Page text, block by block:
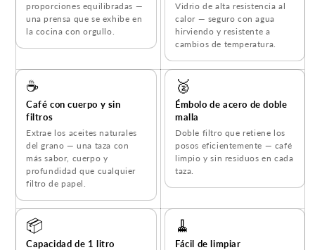
proporciones equilibradas —
una prensa que se exhibe en
la cocina con orgullo.
Vidrio de alta resistencia al
calor — seguro con agua
hirviendo y resistente a
cambios de temperatura.
☕
Café con cuerpo y sin
filtros
Extrae los aceites naturales
del grano — una taza con
más sabor, cuerpo y
profundidad que cualquier
filtro de papel.
🥈
Émbolo de acero de doble
malla
Doble filtro que retiene los
posos eficientemente — café
limpio y sin residuos en cada
taza.
📦
Capacidad de 1 litro
🧹
Fácil de limpiar